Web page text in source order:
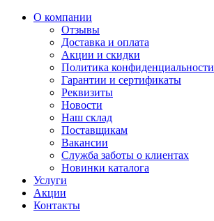
О компании
Отзывы
Доставка и оплата
Акции и скидки
Политика конфиденциальности
Гарантии и сертификаты
Реквизиты
Новости
Наш склад
Поставщикам
Вакансии
Служба заботы о клиентах
Новинки каталога
Услуги
Акции
Контакты